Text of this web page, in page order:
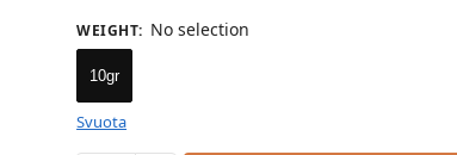
WEIGHT: No selection
10gr
Svuota